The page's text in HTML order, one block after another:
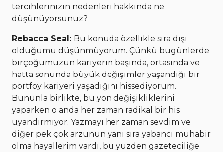
tercihlerinizin nedenleri hakkında ne
düşünüyorsunuz?
Rebacca Seal: Bu konuda özellikle sıra dışı
olduğumu düşünmüyorum. Çünkü bugünlerde
birçoğumuzun kariyerin başında, ortasında ve
hatta sonunda büyük değişimler yaşandığı bir
portföy kariyeri yaşadığını hissediyorum.
Bununla birlikte, bu yön değişikliklerini
yaparken o anda her zaman radikal bir his
uyandırmıyor. Yazmayı her zaman sevdim ve
diğer pek çok arzunun yanı sıra yabancı muhabir
olma hayallerim vardı, bu yüzden gazeteciliğe